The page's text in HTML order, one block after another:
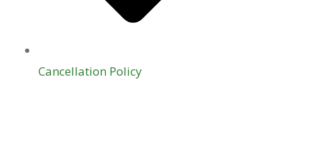
Cancellation Policy